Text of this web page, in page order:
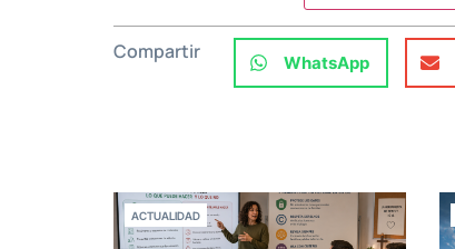
Compartir WhatsApp
ACTUALIDAD